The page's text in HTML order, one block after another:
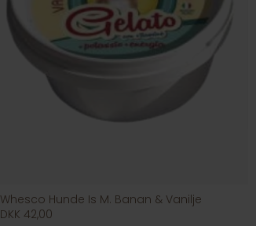
Whesco Hunde Is M. Banan & Vanilje
DKK 42,00